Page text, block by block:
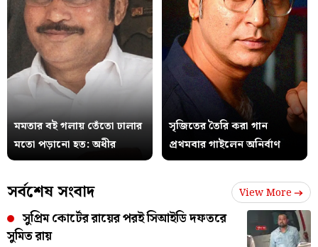
মমতার বই গলায় তেঁতো ঢালার
মতো পড়ানো হত: অধীর
সৃজিতের তৈরি করা গান
প্রথমবার গাইলেন অনির্বাণ
সর্বশেষ সংবাদ View More
সুপ্রিম কোর্টের রায়ের পরই সিআইডি দফতরে
সুমিত রায়